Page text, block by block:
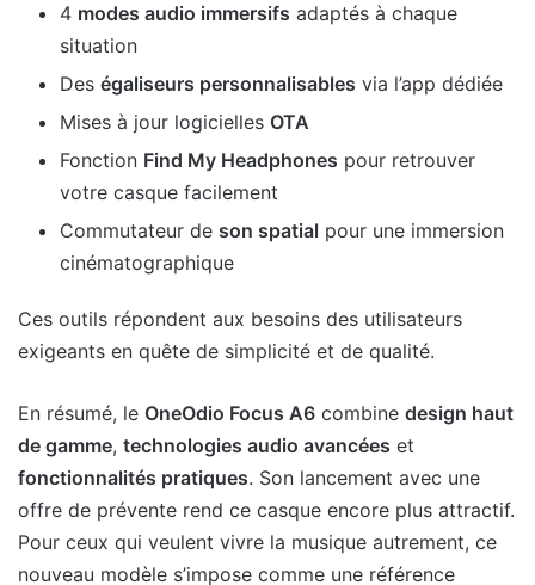
4 modes audio immersifs adaptés à chaque
situation
Des égaliseurs personnalisables via l’app dédiée
Mises à jour logicielles OTA
Fonction Find My Headphones pour retrouver
votre casque facilement
Commutateur de son spatial pour une immersion
cinématographique
Ces outils répondent aux besoins des utilisateurs
exigeants en quête de simplicité et de qualité.
En résumé, le OneOdio Focus A6 combine design haut
de gamme, technologies audio avancées et
fonctionnalités pratiques. Son lancement avec une
offre de prévente rend ce casque encore plus attractif.
Pour ceux qui veulent vivre la musique autrement, ce
nouveau modèle s’impose comme une référence